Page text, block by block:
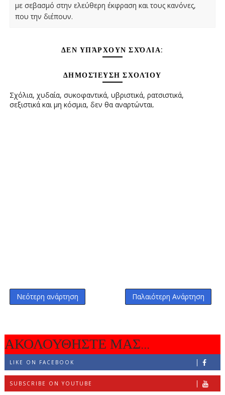
με σεβασμό στην ελεύθερη έκφραση και τους κανόνες,
που την διέπουν.
ΔΕΝ ΥΠΆΡΧΟΥΝ ΣΧΌΛΙΑ:
ΔΗΜΟΣΊΕΥΣΗ ΣΧΟΛΊΟΥ
Σχόλια, χυδαία, συκοφαντικά, υβριστικά, ρατσιστικά,
σεξιστικά και μη κόσμια, δεν θα αναρτώνται.
Νεότερη ανάρτηση Παλαιότερη Ανάρτηση
ΑΚΟΛΟΥΘΗΣΤΕ ΜΑΣ...
LIKE ON FACEBOOK
SUBSCRIBE ON YOUTUBE